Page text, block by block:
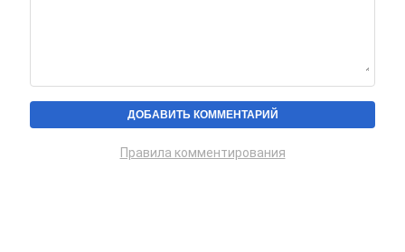
Правила комментирования